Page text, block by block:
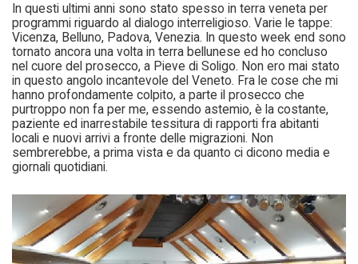
In questi ultimi anni sono stato spesso in terra veneta per
programmi riguardo al dialogo interreligioso. Varie le tappe:
Vicenza, Belluno, Padova, Venezia. In questo week end sono
tornato ancora una volta in terra bellunese ed ho concluso
nel cuore del prosecco, a Pieve di Soligo. Non ero mai stato
in questo angolo incantevole del Veneto. Fra le cose che mi
hanno profondamente colpito, a parte il prosecco che
purtroppo non fa per me, essendo astemio, è la costante,
paziente ed inarrestabile tessitura di rapporti fra abitanti
locali e nuovi arrivi a fronte delle migrazioni. Non
sembrerebbe, a prima vista e da quanto ci dicono media e
giornali quotidiani.